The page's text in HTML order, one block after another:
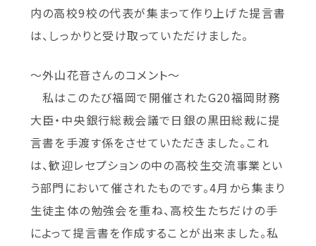
内の高校9校の代表が集まって作り上げた提言書
は、しっかりと受け取っていただけました。
～外山花音さんのコメント～
私はこのたび福岡で開催されたG20福岡財務
大臣・中央銀行総裁会議で日銀の黒田総裁に提
言書を手渡す係をさせていただきました。これ
は、歓迎レセプションの中の高校生交流事業とい
う部門において催されたものです。4月から集まり
生徒主体の勉強会を重ね、高校生たちだけの手
によって提言書を作成することが出来ました。私